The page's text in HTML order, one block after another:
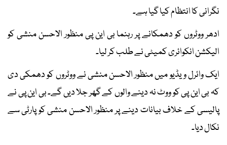
نگرانی کا انتظام کیا گیا ہے۔
ادھر ووٹروں کو دھمکانے پر رہنما بی این پی منظور الاحسن منشی کو
الیکشن انکوائری کمیٹی نے طلب کر لیا۔
ایک وائرل ویڈیو میں منظور الاحسن منشی نے ووٹروں کو دھمکی دی
کہ بی این پی کو ووٹ نہ دینے والوں کے گھر جلا دیں گے۔ بی این پی نے
پالیسی کے خلاف بیانات دینے پر منظور الاحسن منشی کو پارٹی سے
نکال دیا۔